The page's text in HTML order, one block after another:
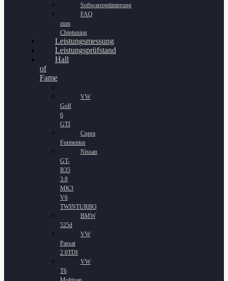
Softwareoptimierung
FAQ
zum
Chiptuning
Leistungsmessung
Leistungsprüfstand
Hall
of
Fame
VW
Golf
6
GTI
Cupra
Formentor
Nissan
GT-
R35
3.8
MK3
V6
TWINTURBO
BMW
525d
VW
Passat
2.0TDI
VW
T6